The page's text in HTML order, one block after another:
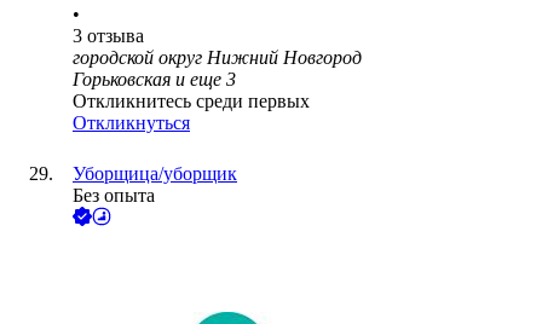
•
3 отзыва
городской округ Нижний Новгород
Горьковская и еще 3
Откликнитесь среди первых
Откликнуться
Уборщица/уборщик
Без опыта